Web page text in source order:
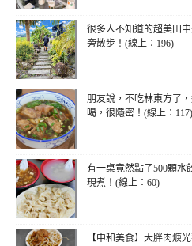
很多人不知道的超美田
旁散步！(線上：196)
朋友說，不吃林東方了
喝，很隱密！(線上：117)
有一桌竟然點了500顆水
現煮！(線上：60)
【中和美食】大胖肉焿